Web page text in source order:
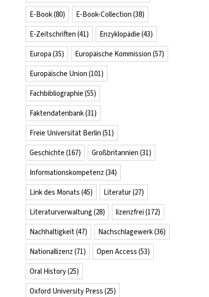
E-Book(80) E-Book-Collection (38)
E-Zeitschriften (41) Enzyklopädie (43)
Europa (35) Europäische Kommission (57)
Europäische Union (101)
Fachbibliographie (55)
Faktendatenbank(31)
Freie Universität Berlin (51)
Geschichte (167) Großbritannien (31)
Informationskompetenz (34)
Link des Monats (45) Literatur(27)
Literaturverwaltung (28) lizenzfrei (172)
Nachhaltigkeit(47) Nachschlagewerk(36)
Nationallizenz (71) Open Access (53)
Oral History(25)
Oxford University Press (25)